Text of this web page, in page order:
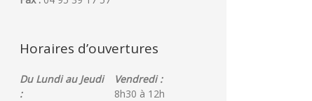
Horaires d’ouvertures
Du Lundi au Jeudi
:
Vendredi :
8h30 à 12h